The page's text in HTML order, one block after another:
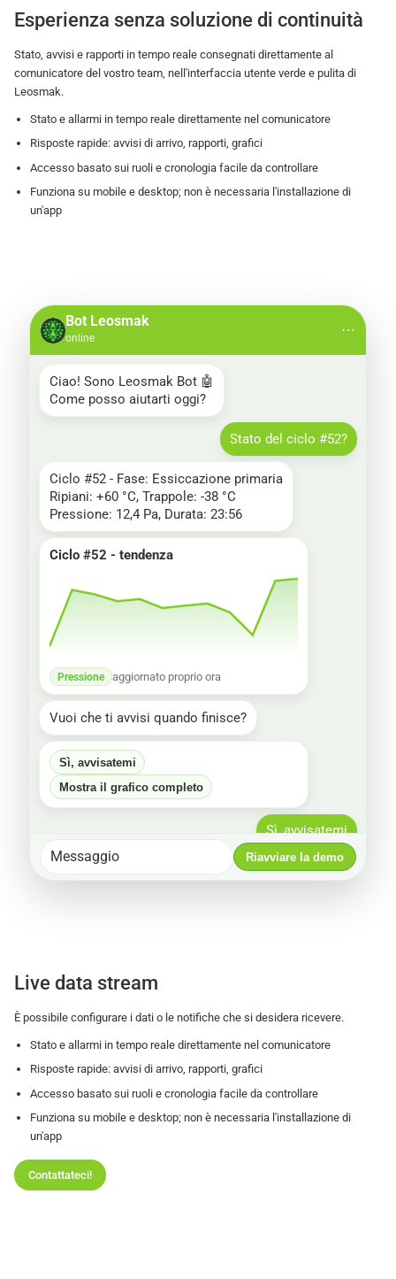
Esperienza senza soluzione di continuità
Stato, avvisi e rapporti in tempo reale consegnati direttamente al
comunicatore del vostro team, nell'interfaccia utente verde e pulita di
Leosmak.
Stato e allarmi in tempo reale direttamente nel comunicatore
Risposte rapide: avvisi di arrivo, rapporti, grafici
Accesso basato sui ruoli e cronologia facile da controllare
Funziona su mobile e desktop; non è necessaria l'installazione di
un'app
Bot Leosmak
online ⋯
Ciao! Sono Leosmak Bot 🤖
Come posso aiutarti oggi?
Stato del ciclo #52?
Ciclo #52 - Fase: Essiccazione primaria
Ripiani: +60 °C, Trappole: -38 °C
Pressione: 12,4 Pa, Durata: 23:56
Ciclo #52 - tendenza
Pressione aggiornato proprio ora
Vuoi che ti avvisi quando finisce?
Sì, avvisatemi
Mostra il grafico completo
Sì, avvisatemi
Tutto pronto ✅ Invierò un comunicatore
Messaggio Riavviare la demo
Live data stream
È possibile configurare i dati o le notifiche che si desidera ricevere.
Stato e allarmi in tempo reale direttamente nel comunicatore
Risposte rapide: avvisi di arrivo, rapporti, grafici
Accesso basato sui ruoli e cronologia facile da controllare
Funziona su mobile e desktop; non è necessaria l'installazione di
un'app
Contattateci!